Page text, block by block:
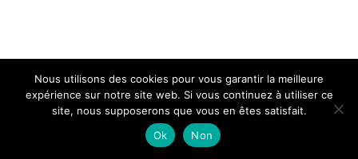
Nous utilisons des cookies pour vous garantir la meilleure
expérience sur notre site web. Si vous continuez à utiliser ce
site, nous supposerons que vous en êtes satisfait.
Ok
Non